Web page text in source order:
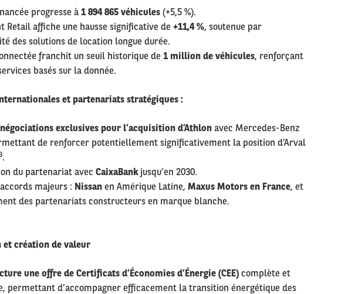
progresse à 1 894 865 véhicules(+5,5 %).
Retail affiche une hausse significative de +11,4 %, soutenue par
des solutions de location longue durée.
franchit un seuil historique de 1 million de véhicules, renforçant
basés sur la donnée.
et partenariats stratégiques:
négociations exclusives pour l’acquisition d’Athlonavec Mercedes-Benz
de renforcer potentiellement significativement la position d’Arval
.
du partenariat avec CaixaBankjusqu’en 2030.
majeurs : Nissanen Amérique Latine, Maxus Motors en France, et
des partenariats constructeurs en marque blanche.
et création de valeur
une offre de Certificats d’Économies d’Énergie (CEE)complète et
permettant d’accompagner efficacement la transition énergétique des